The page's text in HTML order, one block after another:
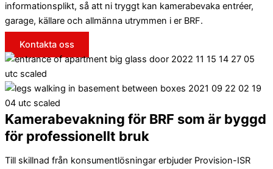
informationsplikt, så att ni tryggt kan kamerabevaka entréer,
garage, källare och allmänna utrymmen i er BRF.
Kontakta oss
Kamerabevakning för BRF som är byggd
för professionellt bruk
Till skillnad från konsumentlösningar erbjuder Provision-ISR